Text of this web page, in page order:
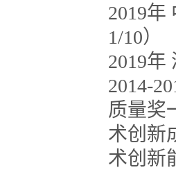
2019年
1/10）
2019年
2014-
质量奖
术创新
术创新